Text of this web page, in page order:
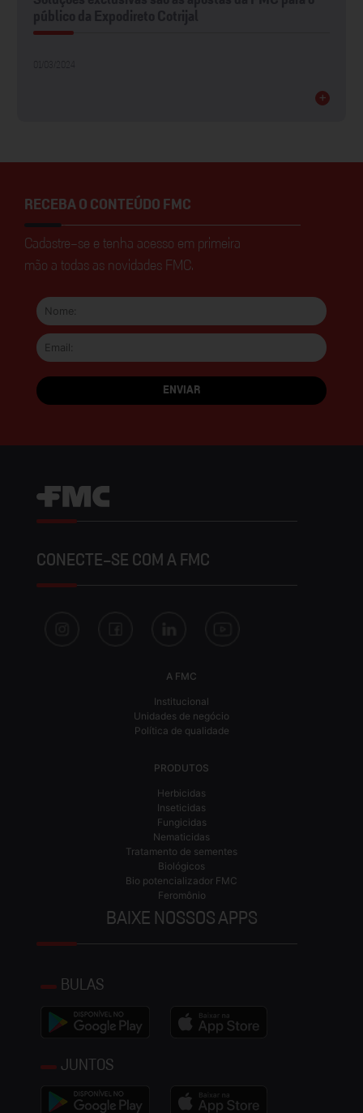
+
RECEBA O CONTEÚDO FMC
Cadastre-se e tenha acesso em primeira
mão a todas as novidades FMC.
CONECTE-SE COM A FMC
A FMC
Institucional
Unidades de negócio
Política de qualidade
PRODUTOS
Herbicidas
Inseticidas
Fungicidas
Nematicidas
Tratamento de sementes
Biológicos
Bio potencializador FMC
Feromônio
BAIXE NOSSOS APPS
BULAS
JUNTOS